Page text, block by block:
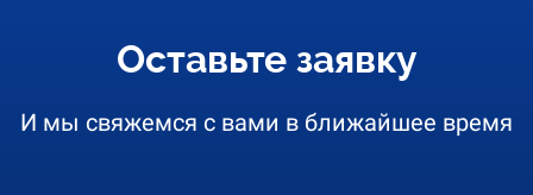
Оставьте заявку
И мы свяжемся с вами в ближайшее время